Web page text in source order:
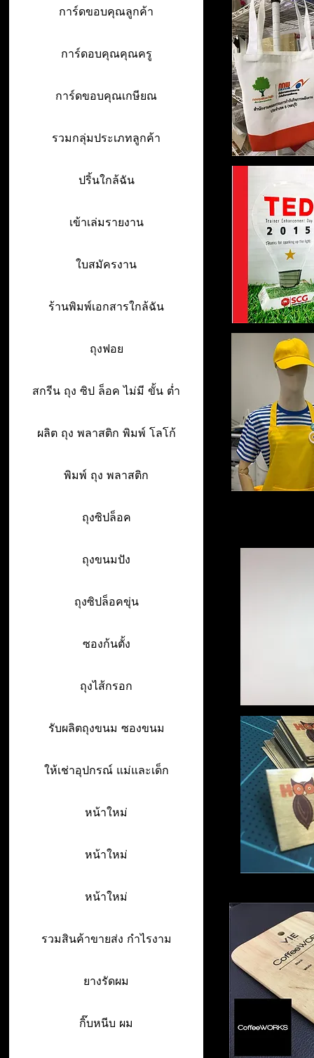
การ์ดขอบคุณลูกค้า
การ์ดอบคุณคุณครู
การ์ดขอบคุณเกษียณ
รวมกลุ่มประเภทลูกค้า
ปริ้นใกล้ฉัน
เข้าเล่มรายงาน
ใบสมัครงาน
ร้านพิมพ์เอกสารใกล้ฉัน
ถุงฟอย
สกรีน ถุง ซิป ล็อค ไม่มี ขั้น ต่ำ
ผลิต ถุง พลาสติก พิมพ์ โลโก้
พิมพ์ ถุง พลาสติก
ถุงซิปล็อค
ถุงขนมปัง
ถุงซิปล็อคขุ่น
ซองก้นตั้ง
ถุงไส้กรอก
รับผลิตถุงขนม ซองขนม
ให้เช่าอุปกรณ์ แม่และเด็ก
หน้าใหม่
หน้าใหม่
หน้าใหม่
รวมสินค้าขายส่ง กำไรงาม
ยางรัดผม
กิ๊บหนีบ ผม